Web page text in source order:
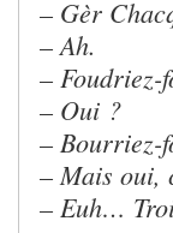
– Gèr
– Ah.
–
– Oui ?
– Bourriez-
– Mais oui,
– Euh…